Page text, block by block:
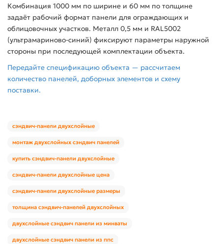
Комбинация 1000 мм по ширине и 60 мм по толщине
задаёт рабочий формат панели для ограждающих и
облицовочных участков. Металл 0,5 мм и RAL5002
(ультрамариново-синий) фиксируют параметры наружной
стороны при последующей комплектации объекта.
Передайте спецификацию объекта — рассчитаем
количество панелей, доборных элементов и схему
поставки.
сэндвич-панели двухслойные
монтаж двухслойных сэндвич панелей
купить сэндвич-панели двухслойные
сэндвич-панели двухслойные цена
сэндвич-панели двухслойные размеры
толщина сэндвич-панелей двухслойных
двухслойные сэндвич панели из минваты
двухслойные сэндвич панели из ппс